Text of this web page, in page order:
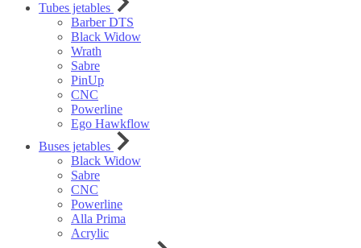
Tubes jetables
Barber DTS
Black Widow
Wrath
Sabre
PinUp
CNC
Powerline
Ego Hawkflow
Buses jetables
Black Widow
Sabre
CNC
Powerline
Alla Prima
Acrylic